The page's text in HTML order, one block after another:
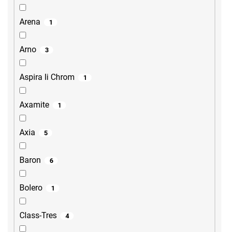
Arena 1
Arno 3
Aspira Ii Chrom 1
Axamite 1
Axia 5
Baron 6
Bolero 1
Class-Tres 4